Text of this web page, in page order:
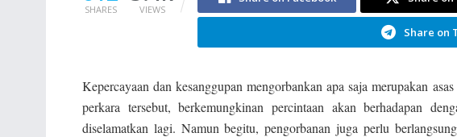
SHARES VIEWS
Share on
Kepercayaan dan kesanggupan mengorbankan apa saja merupakan
perkara tersebut, berkemungkinan percintaan akan berhadapan
diselamatkan lagi. Namun begitu, pengorbanan juga perlu